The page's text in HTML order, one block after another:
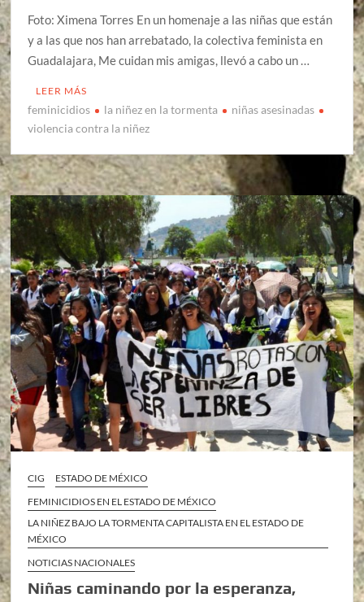
Foto: Ximena Torres En un homenaje a las niñas que están
y a las que nos han arrebatado, la colectiva feminista en
Guadalajara, Me cuidan mis amigas, llevó a cabo un …
LEER MÁS
feminicidios la niñez en la tormenta
niñas asesinadas
violencia contra la niñez
CIG
ESTADO DE MÉXICO
FEMINICIDIOS EN EL ESTADO DE MÉXICO
LA NIÑEZ BAJO LA TORMENTA CAPITALISTA EN EL ESTADO DE
MÉXICO
NOTICIAS NACIONALES
Niñas caminando por la esperanza,